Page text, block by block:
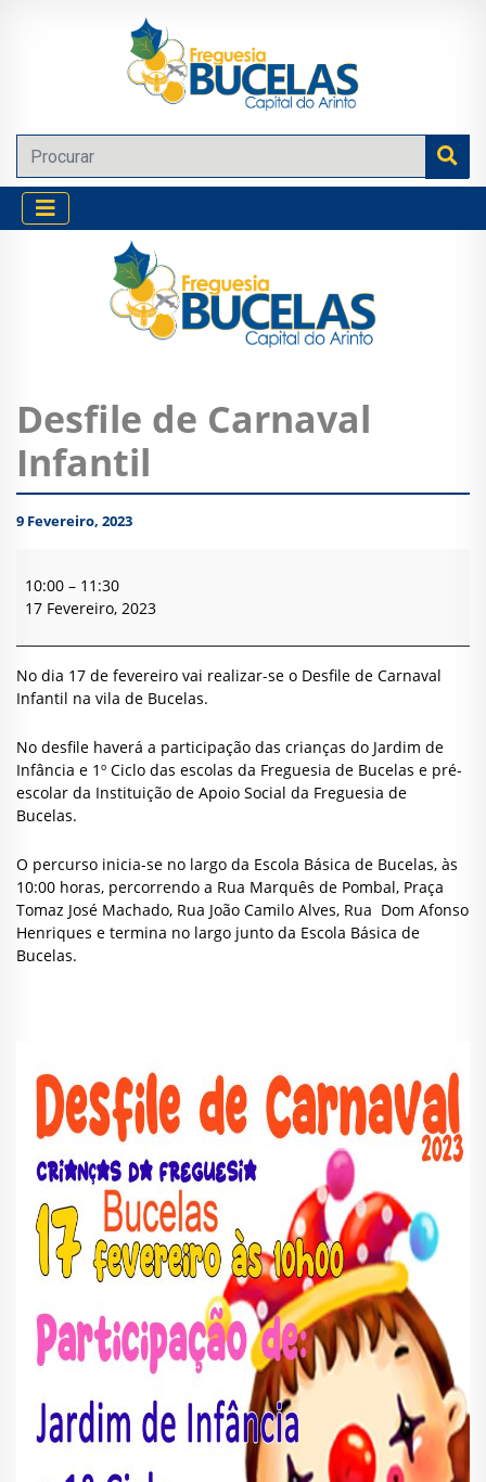
Desfile de Carnaval
Infantil
9 Fevereiro, 2023
de
Carnaval
10:00 – 11:30
17 Fevereiro, 2023
No dia 17 de fevereiro vai realizar-se o Desfile de Carnaval
Infantil na vila de Bucelas.
No desfile haverá a participação das crianças do Jardim de
Infância e 1º Ciclo das escolas da Freguesia de Bucelas e pré-
escolar da Instituição de Apoio Social da Freguesia de
Bucelas.
O percurso inicia-se no largo da Escola Básica de Bucelas, às
10:00 horas, percorrendo a Rua Marquês de Pombal, Praça
Tomaz José Machado, Rua João Camilo Alves, Rua Dom Afonso
Henriques e termina no largo junto da Escola Básica de
Bucelas.